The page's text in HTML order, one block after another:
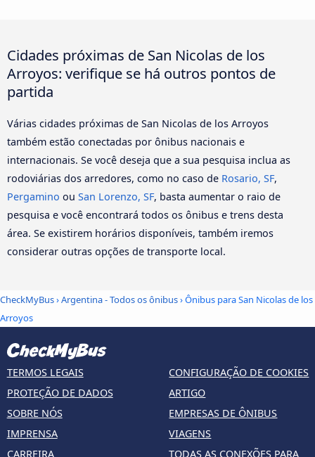
Cidades próximas de San Nicolas de los
Arroyos: verifique se há outros pontos de
partida
Várias cidades próximas de San Nicolas de los Arroyos
também estão conectadas por ônibus nacionais e
internacionais. Se você deseja que a sua pesquisa inclua as
rodoviárias dos arredores, como no caso de Rosario, SF,
Pergamino ou San Lorenzo, SF, basta aumentar o raio de
pesquisa e você encontrará todos os ônibus e trens desta
área. Se existirem horários disponíveis, também iremos
considerar outras opções de transporte local.
CheckMyBus›Argentina - Todos os ônibus› Ônibus para San Nicolas de los
Arroyos
TERMOS LEGAIS
PROTEÇÃO DE DADOS
SOBRE NÓS
IMPRENSA
CARREIRA
CONFIGURAÇÃO DE COOKIES
ARTIGO
EMPRESAS DE ÔNIBUS
VIAGENS
TODAS AS CONEXÕES PARA